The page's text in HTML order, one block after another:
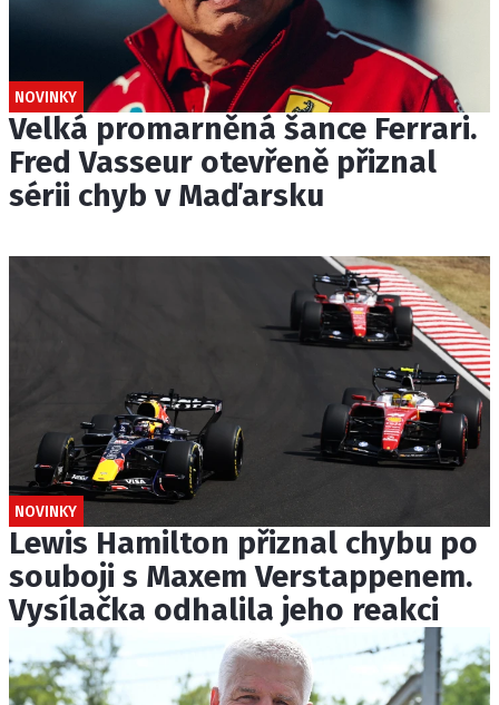
NOVINKY
Velká promarněná šance Ferrari.
Fred Vasseur otevřeně přiznal
sérii chyb v Maďarsku
NOVINKY
Lewis Hamilton přiznal chybu po
souboji s Maxem Verstappenem.
Vysílačka odhalila jeho reakci